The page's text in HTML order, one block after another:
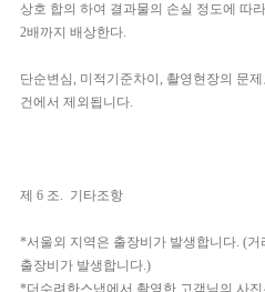
상호 합의 하여 결과물의 손실 정도에 따
2배까지 배상한다.
단순변심, 미적기준차이, 촬영현장의 문
건에서 제외됩니다.
제 6 조. 기타조항
*서울외 지역은 출장비가 발생합니다. (거
출장비가 발생합니다.)
*더수려한스냅에서 촬영한 고객님의 사